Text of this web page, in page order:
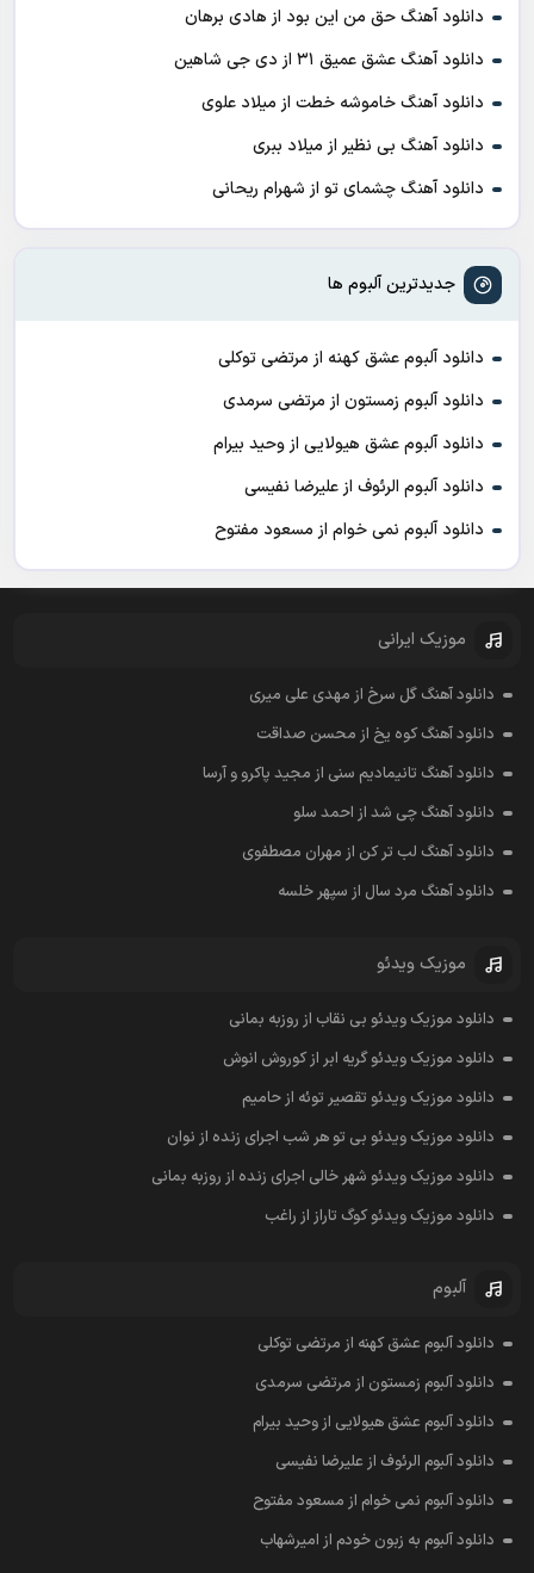
دانلود آهنگ حق من این بود از هادی برهان
دانلود آهنگ عشق عمیق ۳۱ از دی جی شاهین
دانلود آهنگ خاموشه خطت از میلاد علوی
دانلود آهنگ بی نظیر از میلاد ببری
دانلود آهنگ چشمای تو از شهرام ریحانی
جدیدترین آلبوم ها
دانلود آلبوم عشق کهنه از مرتضی توکلی
دانلود آلبوم زمستون از مرتضی سرمدی
دانلود آلبوم عشق هیولایی از وحید بیرام
دانلود آلبوم الرئوف از علیرضا نفیسی
دانلود آلبوم نمی خوام از مسعود مفتوح
موزیک ایرانی
دانلود آهنگ گل سرخ از مهدی علی میری
دانلود آهنگ کوه یخ از محسن صداقت
دانلود آهنگ تانیمادیم سنی از مجید پاکرو و آرسا
دانلود آهنگ چی شد از احمد سلو
دانلود آهنگ لب تر کن از مهران مصطفوی
دانلود آهنگ مرد سال از سپهر خلسه
موزیک ویدئو
دانلود موزیک ویدئو بی نقاب از روزبه بمانی
دانلود موزیک ویدئو گریه ابر از کوروش انوش
دانلود موزیک ویدئو تقصیر توئه از حامیم
دانلود موزیک ویدئو بی تو هر شب اجرای زنده از نوان
دانلود موزیک ویدئو شهر خالی اجرای زنده از روزبه بمانی
دانلود موزیک ویدئو کوگ تاراز از راغب
آلبوم
دانلود آلبوم عشق کهنه از مرتضی توکلی
دانلود آلبوم زمستون از مرتضی سرمدی
دانلود آلبوم عشق هیولایی از وحید بیرام
دانلود آلبوم الرئوف از علیرضا نفیسی
دانلود آلبوم نمی خوام از مسعود مفتوح
دانلود آلبوم به زبون خودم از امیرشهاب